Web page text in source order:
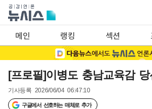
메인 랭킹 섹션
[프로필]이병도 충남교육감 당
기사등록 2026/06/04 06:47:10
구글에서 선호하는 매체로 추가